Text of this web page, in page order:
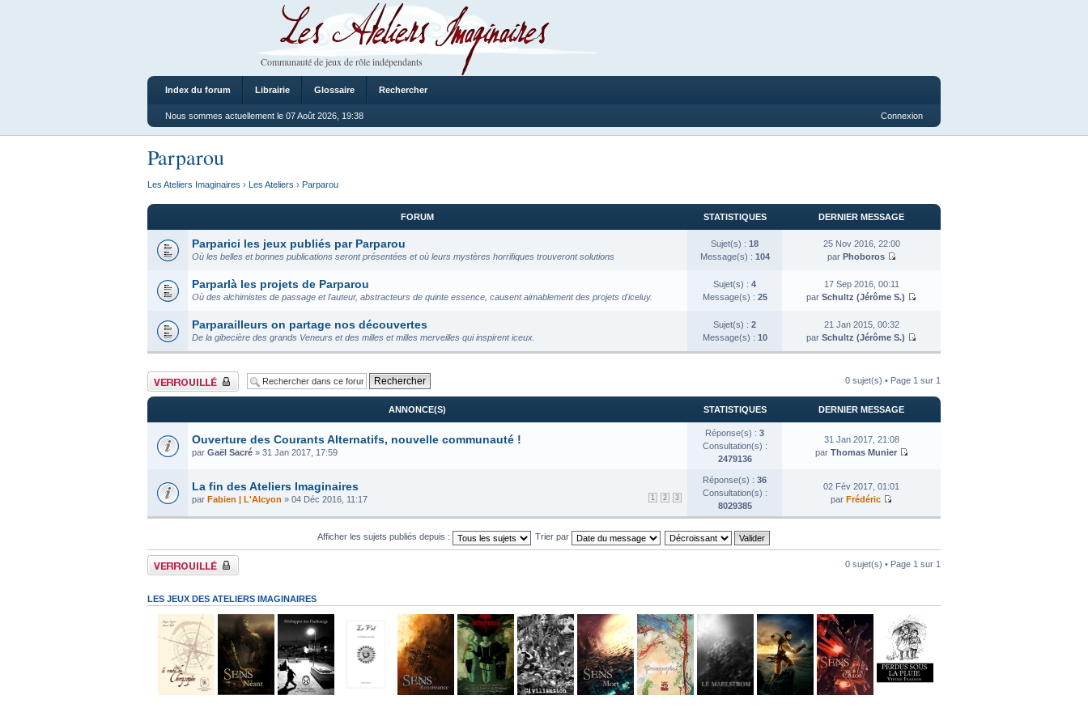
Les Ateliers Imaginaires
Communauté de jeux de rôle indépendants
Index du forum Librairie Glossaire Rechercher
Nous sommes actuellement le 07 Août 2026, 19:38 Connexion
Parparou
Les Ateliers Imaginaires › Les Ateliers › Parparou
FORUM STATISTIQUES DERNIER MESSAGE
Parparici les jeux publiés par Parparou
Où les belles et bonnes publications seront présentées et où leurs mystères horrifiques trouveront solutions
Sujet(s) : 18
Message(s) : 104
25 Nov 2016, 22:00
par Phoboros
Parparlà les projets de Parparou
Où des alchimistes de passage et l'auteur, abstracteurs de quinte essence, causent aimablement des projets d'iceluy.
Sujet(s) : 4
Message(s) : 25
17 Sep 2016, 00:11
par Schultz (Jérôme S.)
Parparailleurs on partage nos découvertes
De la gibecière des grands Veneurs et des milles et milles merveilles qui inspirent iceux.
Sujet(s) : 2
Message(s) : 10
21 Jan 2015, 00:32
par Schultz (Jérôme S.)
Forum verrouillé 0 sujet(s) • Page 1 sur 1
ANNONCE(S) STATISTIQUES DERNIER MESSAGE
Ouverture des Courants Alternatifs, nouvelle communauté !
par Gaël Sacré » 31 Jan 2017, 17:59
Réponse(s) : 3
Consultation(s) :
2479136
31 Jan 2017, 21:08
par Thomas Munier
La fin des Ateliers Imaginaires
1 2 3
par Fabien | L'Alcyon » 04 Déc 2016, 11:17
Réponse(s) : 36
Consultation(s) :
8029385
02 Fév 2017, 01:01
par Frédéric
Afficher les sujets publiés depuis : Trier par
Forum verrouillé 0 sujet(s) • Page 1 sur 1
LES JEUX DES ATELIERS IMAGINAIRES